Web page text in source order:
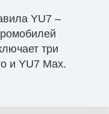
YU7 –
три
и YU7 Max.